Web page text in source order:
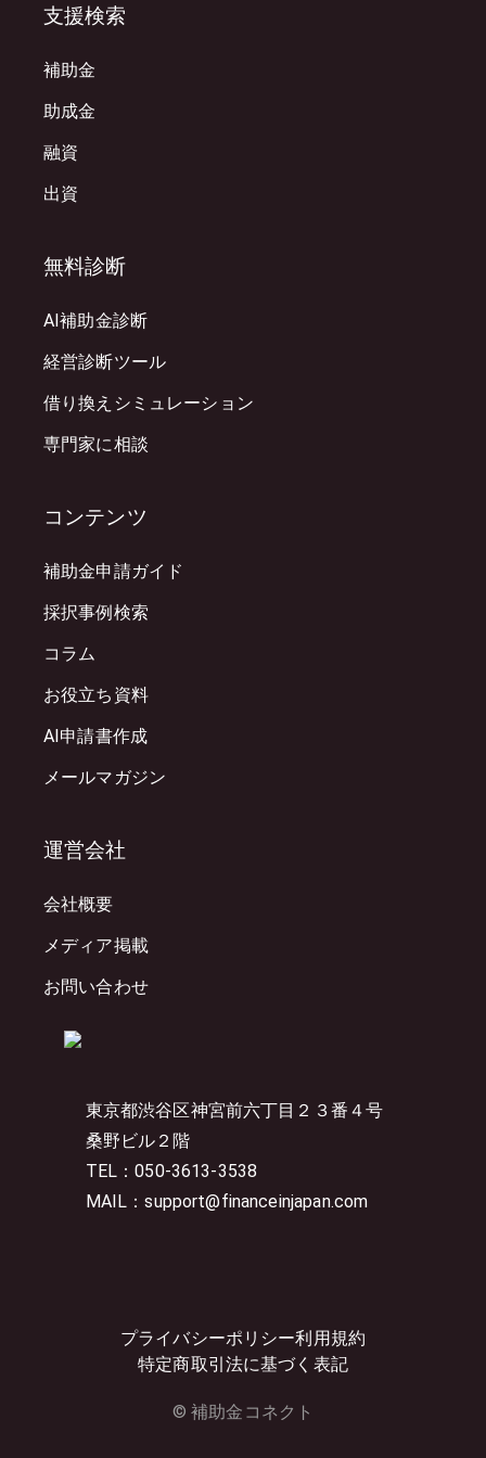
東京都渋谷区神宮前六丁目２３番４号
桑野ビル２階
TEL：050-3613-3538
MAIL：support@financeinjapan.com
プライバシーポリシー利用規約
特定商取引法に基づく表記
© 補助金コネクト
支援検索
補助金
助成金
融資
出資
無料診断
AI補助金診断
経営診断ツール
借り換えシミュレーション
専門家に相談
コンテンツ
補助金申請ガイド
採択事例検索
コラム
お役立ち資料
AI申請書作成
メールマガジン
運営会社
会社概要
メディア掲載
お問い合わせ